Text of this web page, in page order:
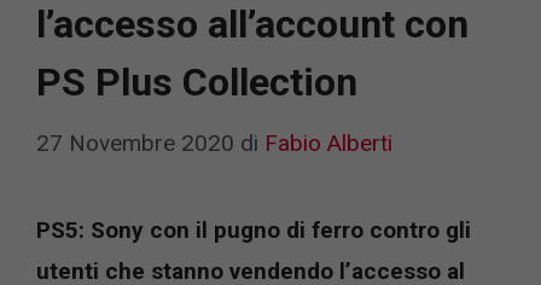
l’accesso all’account con
PS Plus Collection
27 Novembre 2020 di Fabio Alberti
PS5: Sony con il pugno di ferro contro gli
utenti che stanno vendendo l’accesso al